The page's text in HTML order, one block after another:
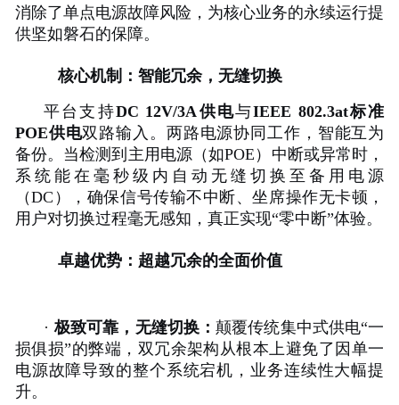
消除了单点电源故障风险，为核心业务的永续运行提
供坚如磐石的保障。
核心机制：智能冗余，无缝切换
平台支持DC 12V/3A供电与IEEE 802.3at标准
POE供电双路输入。两路电源协同工作，智能互为
备份。当检测到主用电源（如POE）中断或异常时，
系统能在毫秒级内自动无缝切换至备用电源
（DC），确保信号传输不中断、坐席操作无卡顿，
用户对切换过程毫无感知，真正实现“零中断”体验。
卓越优势：超越冗余的全面价值
· 极致可靠，无缝切换：颠覆传统集中式供电“一
损俱损”的弊端，双冗余架构从根本上避免了因单一
电源故障导致的整个系统宕机，业务连续性大幅提
升。